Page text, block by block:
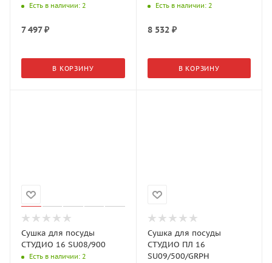
Есть в наличии: 2
7 497₽
В КОРЗИНУ
Есть в наличии: 2
8 532₽
В КОРЗИНУ
Сушка для посуды
СТУДИО 16 SU08/900
Есть в наличии: 2
Сушка для посуды
СТУДИО ПЛ 16
SU09/500/GRPH